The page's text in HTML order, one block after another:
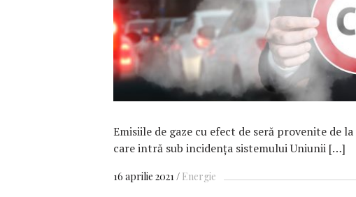
Emisiile de gaze cu efect de seră provenite de
care intră sub incidenţa sistemului Uniunii […]
16 aprilie 2021 Energie